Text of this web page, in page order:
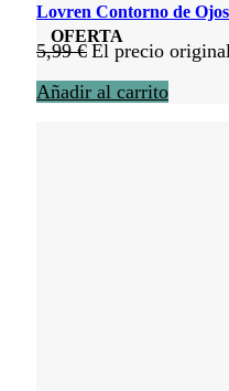
OFERTA
Lovren Contorno de
5,99€ El precio
Añadir al carrito